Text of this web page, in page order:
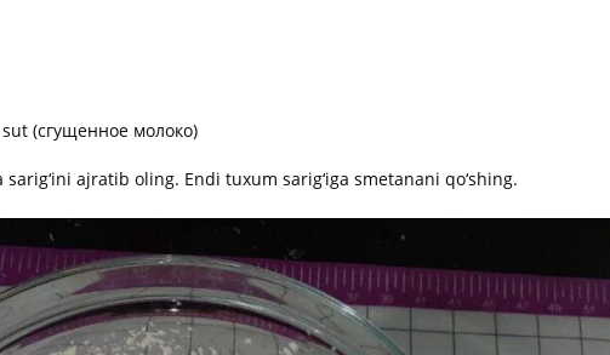
(сгущенное молоко)
ajratib oling. Endi tuxum sarig‘iga smetanani qo‘shing.